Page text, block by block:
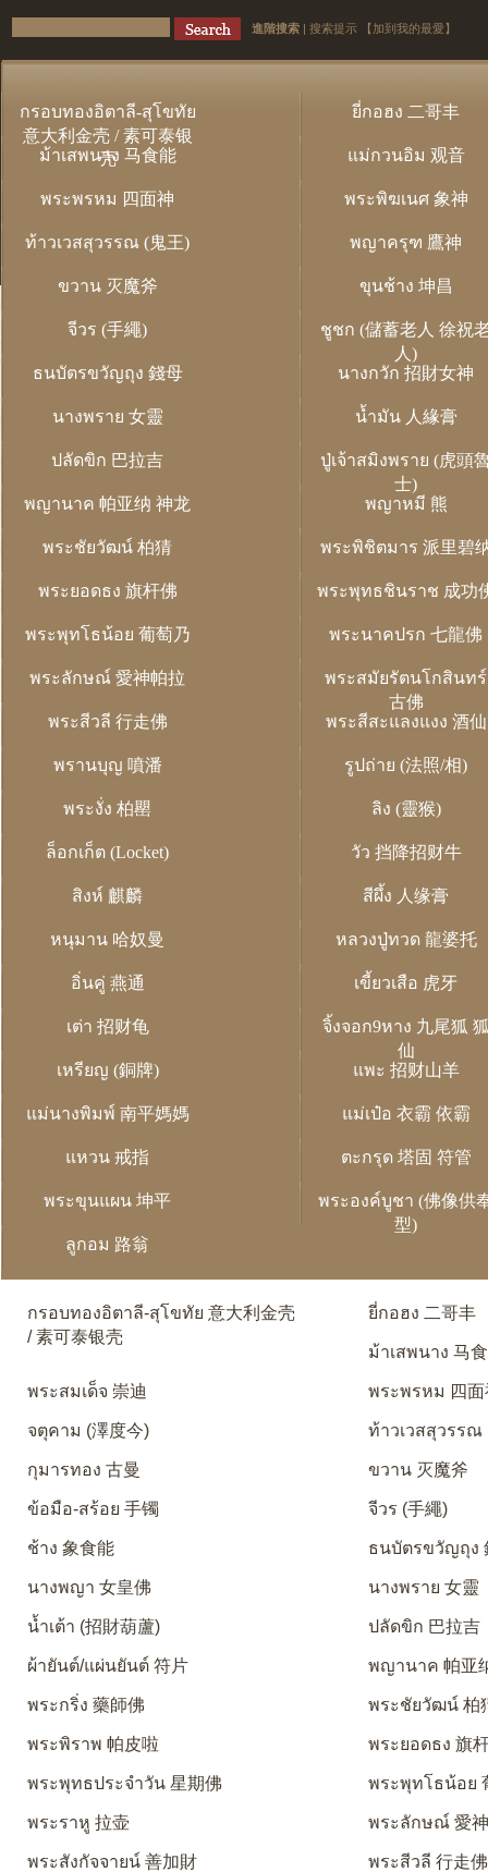
進階搜索 | 搜索提示 【加到我的最愛】
กรอบทองอิตาลี-สุโขทัย
意大利金壳 / 素可泰银
壳
ยี่กอฮง 二哥丰
ม้าเสพนาง 马食能 แม่กวนอิม 观音
พระพรหม 四面神 พระพิฆเนศ 象神
ท้าวเวสสุวรรณ (鬼王) พญาครุฑ 鷹神
ขวาน 灭魔斧 ขุนช้าง 坤昌
จีวร (手繩)
ชูชก (儲蓄老人 徐祝
人)
ธนบัตรขวัญถุง 錢母
นางกวัก 招財女神
นางพราย 女靈 น้ำมัน 人緣膏
ปลัดขิก 巴拉吉
ปู่เจ้าสมิงพราย (虎頭
士)
พญานาค 帕亚纳 神龙
พญาหมี 熊
พระชัยวัฒน์ 柏猜 พระพิชิตมาร 派里碧
พระยอดธง 旗杆佛 พระพุทธชินราช 成功
พระพุทโธน้อย 葡萄乃 พระนาคปรก 七龍佛
พระลักษณ์ 愛神帕拉
พระสมัยรัตนโกสินทร์
古佛
พระสีวลี 行走佛
พระสีสะแลงแงง 酒仙
พรานบุญ 噴潘 รูปถ่าย (法照/相)
พระงั่ง 柏罌 ลิง (靈猴)
ล็อกเก็ต (Locket) วัว 挡降招财牛
สิงห์ 麒麟 สีผึ้ง 人缘膏
หนุมาน 哈奴曼 หลวงปู่ทวด 龍婆托
อิ่นคู่ 燕通 เขี้ยวเสือ 虎牙
เต่า 招财龟
จิ้งจอก9หาง 九尾狐
仙
เหรียญ (銅牌)
แพะ 招财山羊
แม่นางพิมพ์ 南平媽媽 แม่เป๋อ 衣霸 依霸
แหวน 戒指 ตะกรุด 塔固 符管
พระขุนแผน 坤平
พระองค์บูชา (佛像供
型)
ลูกอม 路翁
กรอบทองอิตาลี-สุโขทัย 意大利金壳
/ 素可泰银壳
ยี่กอฮง 二哥丰
ม้าเสพนาง 马
พระสมเด็จ 崇迪 พระพรหม 四面
จตุคาม (澤度今) ท้าวเวสสุวรรณ
กุมารทอง 古曼 ขวาน 灭魔斧
ข้อมือ-สร้อย 手镯 จีวร (手繩)
ช้าง 象食能 ธนบัตรขวัญถุง
นางพญา 女皇佛 นางพราย 女靈
น้ำเต้า (招財葫蘆) ปลัดขิก 巴拉吉
ผ้ายันต์/แผ่นยันต์ 符片 พญานาค 帕亚
พระกริ่ง 藥師佛 พระชัยวัฒน์ 柏
พระพิราพ 帕皮啦 พระยอดธง 旗
พระพุทธประจำวัน 星期佛 พระพุทโธน้อย
พระราหู 拉壶 พระลักษณ์ 愛
พระสังกัจจายน์ 善加財 พระสีวลี 行走佛